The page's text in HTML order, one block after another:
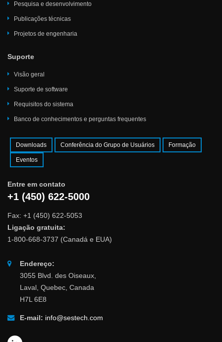
Pesquisa e desenvolvimento
Publicações técnicas
Projetos de engenharia
Suporte
Visão geral
Suporte de software
Requisitos do sistema
Banco de conhecimentos e perguntas frequentes
Downloads Conferência do Grupo de Usuários Formação
Eventos
Entre em contato
+1 (450) 622-5000
Fax: +1 (450) 622-5053
Ligação gratuita:
1-800-668-3737 (Canadá e EUA)
Endereço:
3055 Blvd. des Oiseaux,
Laval, Quebec, Canada
H7L 6E8
E-mail: info@sestech.com